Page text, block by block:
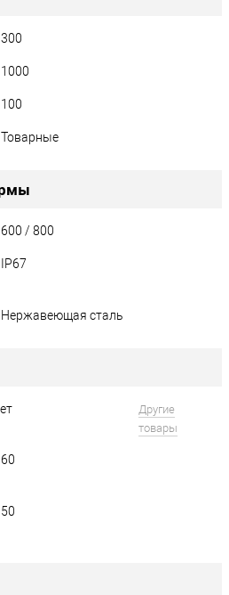
300
1000
100
Товарные
600 / 800
IP67
Нержавеющая сталь
Другие
товары
60
50